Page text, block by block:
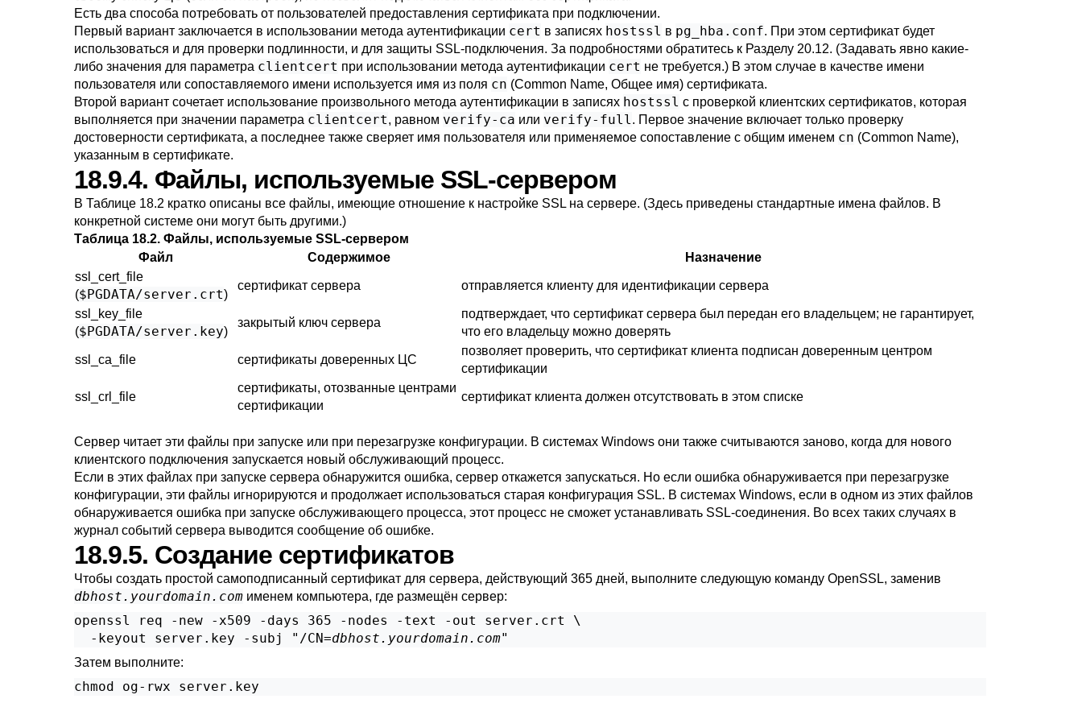
Есть два способа потребовать от пользователей предоставления сертификата при подключении.
Первый вариант заключается в использовании метода аутентификации cert в записях hostssl в pg_hba.conf. При этом сертификат будет
использоваться и для проверки подлинности, и для защиты SSL-подключения. За подробностями обратитесь к Разделу 20.12. (Задавать явно какие-
либо значения для параметра clientcert при использовании метода аутентификации cert не требуется.) В этом случае в качестве имени
пользователя или сопоставляемого имени используется имя из поля cn (Common Name, Общее имя) сертификата.
Второй вариант сочетает использование произвольного метода аутентификации в записях hostssl с проверкой клиентских сертификатов, которая
выполняется при значении параметра clientcert, равном verify-ca или verify-full. Первое значение включает только проверку
достоверности сертификата, а последнее также сверяет имя пользователя или применяемое сопоставление с общим именем cn (Common Name),
указанным в сертификате.
18.9.4. Файлы, используемые SSL-сервером
В Таблице 18.2 кратко описаны все файлы, имеющие отношение к настройке SSL на сервере. (Здесь приведены стандартные имена файлов. В
конкретной системе они могут быть другими.)
Таблица 18.2. Файлы, используемые SSL-сервером
Файл
Содержимое
Назначение
ssl_cert_file
($PGDATA/server.crt)
сертификат сервера отправляется клиенту для идентификации сервера
ssl_key_file
($PGDATA/server.key)
закрытый ключ сервера
подтверждает, что сертификат сервера был передан его владельцем; не гарантирует,
что его владельцу можно доверять
ssl_ca_file сертификаты доверенных ЦС
позволяет проверить, что сертификат клиента подписан доверенным центром
сертификации
ssl_crl_file
сертификаты, отозванные центрами
сертификации
сертификат клиента должен отсутствовать в этом списке
Сервер читает эти файлы при запуске или при перезагрузке конфигурации. В системах Windows они также считываются заново, когда для нового
клиентского подключения запускается новый обслуживающий процесс.
Если в этих файлах при запуске сервера обнаружится ошибка, сервер откажется запускаться. Но если ошибка обнаруживается при перезагрузке
конфигурации, эти файлы игнорируются и продолжает использоваться старая конфигурация SSL. В системах Windows, если в одном из этих файлов
обнаруживается ошибка при запуске обслуживающего процесса, этот процесс не сможет устанавливать SSL-соединения. Во всех таких случаях в
журнал событий сервера выводится сообщение об ошибке.
18.9.5. Создание сертификатов
Чтобы создать простой самоподписанный сертификат для сервера, действующий 365 дней, выполните следующую команду OpenSSL, заменив
dbhost.yourdomain.com именем компьютера, где размещён сервер:
openssl req -new -x509 -days 365 -nodes -text -out server.crt \
  -keyout server.key -subj "/CN=
dbhost.yourdomain.com"
Затем выполните:
chmod og-rwx server.key